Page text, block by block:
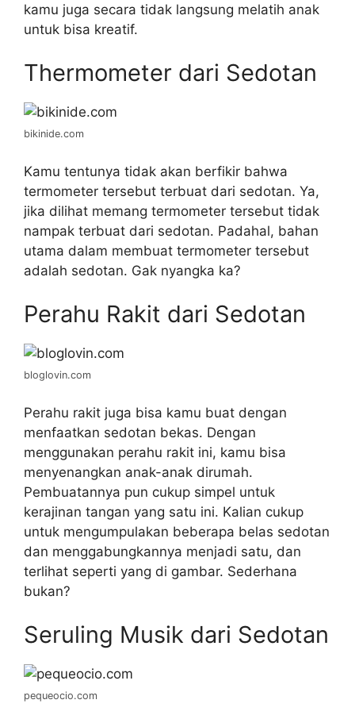
kamu juga secara tidak langsung melatih anak
untuk bisa kreatif.
Thermometer dari Sedotan
bikinide.com
Kamu tentunya tidak akan berfikir bahwa
termometer tersebut terbuat dari sedotan. Ya,
jika dilihat memang termometer tersebut tidak
nampak terbuat dari sedotan. Padahal, bahan
utama dalam membuat termometer tersebut
adalah sedotan. Gak nyangka ka?
Perahu Rakit dari Sedotan
bloglovin.com
Perahu rakit juga bisa kamu buat dengan
menfaatkan sedotan bekas. Dengan
menggunakan perahu rakit ini, kamu bisa
menyenangkan anak-anak dirumah.
Pembuatannya pun cukup simpel untuk
kerajinan tangan yang satu ini. Kalian cukup
untuk mengumpulakan beberapa belas sedotan
dan menggabungkannya menjadi satu, dan
terlihat seperti yang di gambar. Sederhana
bukan?
Seruling Musik dari Sedotan
pequeocio.com